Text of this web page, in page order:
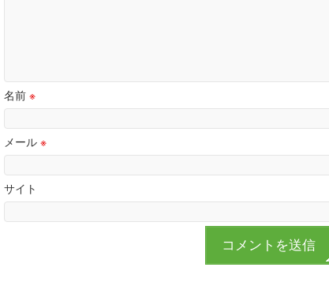
名前 ※
メール ※
サイト